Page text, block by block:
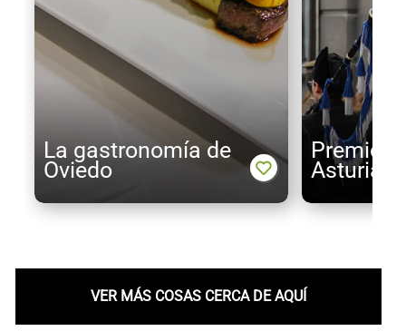
La gastronomía de
Oviedo
Premios
Asturias
VER MÁS COSAS CERCA DE AQUÍ